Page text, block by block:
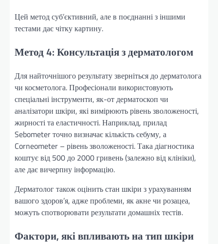
Цей метод суб’єктивний, але в поєднанні з іншими
тестами дає чітку картину.
Метод 4: Консультація з дерматологом
Для найточнішого результату зверніться до дерматолога
чи косметолога. Професіонали використовують
спеціальні інструменти, як-от дерматоскоп чи
аналізатори шкіри, які вимірюють рівень зволоженості,
жирності та еластичності. Наприклад, прилад
Sebometer точно визначає кількість себуму, а
Corneometer – рівень зволоженості. Така діагностика
коштує від 500 до 2000 гривень (залежно від клініки),
але дає вичерпну інформацію.
Дерматолог також оцінить стан шкіри з урахуванням
вашого здоров’я, адже проблеми, як акне чи розацеа,
можуть спотворювати результати домашніх тестів.
Фактори, які впливають на тип шкіри